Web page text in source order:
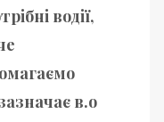
водії,
в.о